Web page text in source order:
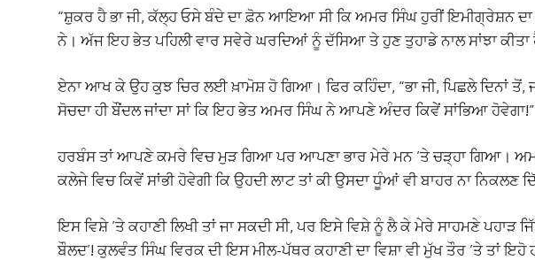
“ਸ਼ੁਕਰ ਹੈ ਭਾ ਜੀ, ਕੱਲ੍ਹ ਓਸੇ ਬੰਦੇ ਦਾ ਫ਼ੋਨ ਆਇਆ ਸੀ ਕਿ ਅਮਰ ਸਿੰਘ ਹੁਰੀਂ ਇਮੀਗ੍ਰੇਸ਼ਨ ਦਾ
ਨੇ। ਅੱਜ ਇਹ ਭੇਤ ਪਹਿਲੀ ਵਾਰ ਸਵੇਰੇ ਘਰਦਿਆਂ ਨੂੰ ਦੱਸਿਆ ਤੇ ਹੁਣ ਤੁਹਾਡੇ ਨਾਲ ਸਾਂਝਾ ਕੀਤਾ
ਏਨਾ ਆਖ ਕੇ ਉਹ ਕੁਝ ਚਿਰ ਲਈ ਖ਼ਾਮੋਸ਼ ਹੋ ਗਿਆ। ਫਿਰ ਕਹਿੰਦਾ, “ਭਾ ਜੀ, ਪਿਛਲੇ ਦਿਨਾਂ
ਸੋਚਦਾ ਹੀ ਬੌਂਦਲ ਜਾਂਦਾ ਸਾਂ ਕਿ ਇਹ ਭੇਤ ਅਮਰ ਸਿੰਘ ਨੇ ਆਪਣੇ ਅੰਦਰ ਕਿਵੇਂ ਸਾਂਭਿਆ ਹੋਵੇਗਾ!”
ਹਰਬੰਸ ਤਾਂ ਆਪਣੇ ਕਮਰੇ ਵਿਚ ਮੁੜ ਗਿਆ ਪਰ ਆਪਣਾ ਭਾਰ ਮੇਰੇ ਮਨ ’ਤੇ ਚੜ੍ਹਾ ਗਿਆ।
ਕਲੇਜੇ ਵਿਚ ਕਿਵੇਂ ਸਾਂਭੀ ਹੋਵੇਗੀ ਕਿ ਉਹਦੀ ਲਾਟ ਤਾਂ ਕੀ ਉਸਦਾ ਧੂੰਆਂ ਵੀ ਬਾਹਰ ਨਾ ਨਿਕਲਣ
ਇਸ ਵਿਸ਼ੇ ’ਤੇ ਕਹਾਣੀ ਲਿਖੀ ਤਾਂ ਜਾ ਸਕਦੀ ਸੀ, ਪਰ ਇਸੇ ਵਿਸ਼ੇ ਨੂੰ ਲੈ ਕੇ ਮੇਰੇ ਸਾਹਮਣੇ ਪਹਾੜ
ਬੌਲਦ’! ਕੁਲਵੰਤ ਸਿੰਘ ਵਿਰਕ ਦੀ ਇਸ ਮੀਲ-ਪੱਥਰ ਕਹਾਣੀ ਦਾ ਵਿਸ਼ਾ ਵੀ ਮੁੱਖ ਤੌਰ ’ਤੇ ਤਾਂ